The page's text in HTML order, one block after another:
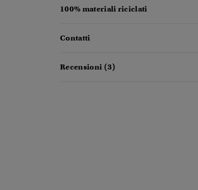
100% materiali riciclati
Contatti
Recensioni (3)